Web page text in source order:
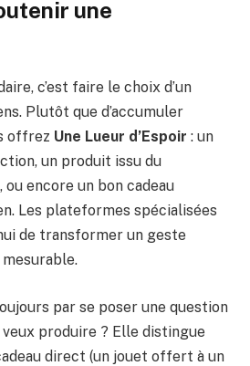
une
c’est faire le choix d’un
Plutôt que d’accumuler
offrez Une Lueur d’Espoir : un
un produit issu du
encore un bon cadeau
Les plateformes spécialisées
de transformer un geste
par se poser une question
produire ? Elle distingue
direct (un jouet offert à un